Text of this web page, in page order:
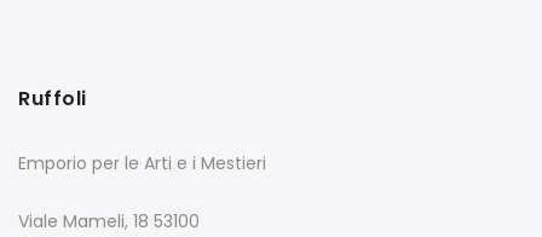
Ruffoli
Emporio per le Arti e i Mestieri
Viale Mameli, 18 53100